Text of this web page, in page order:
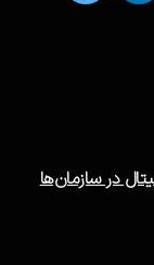
در سازمان‌ها